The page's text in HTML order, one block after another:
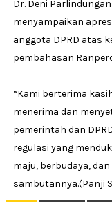
Dr. Deni
menyampaikan
anggota DPRD atas
pembahasan
‎“Kami berterima
menerima dan
pemerintah dan
regulasi yang
maju, berbudaya,
sambutannya.(Panji